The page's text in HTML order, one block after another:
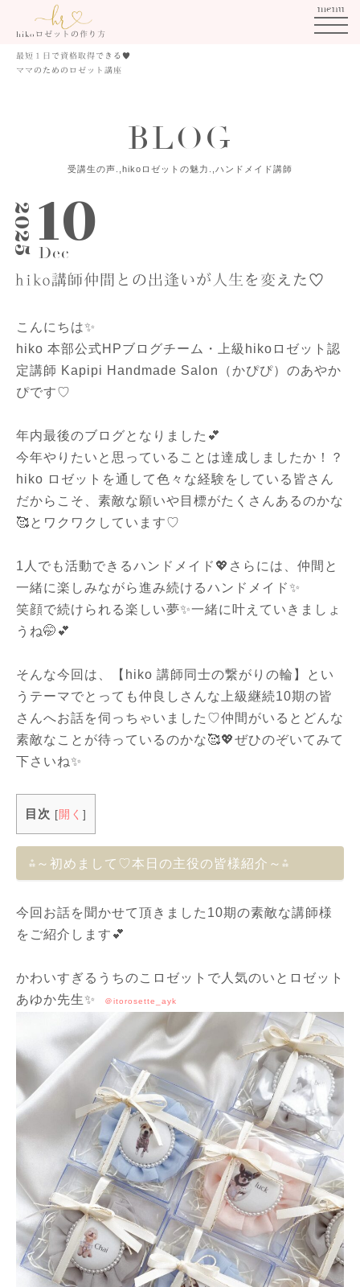
hiko ロゼットの作り方
menu
最短１日で資格取得できる♥
ママのためのロゼット講座
BLOG
受講生の声.,hikoロゼットの魅力.,ハンドメイド講師
202510
Dec
hiko講師仲間との出逢いが人生を変えた♡
こんにちは✨
hiko 本部公式HPブログチーム・上級hikoロゼット認
定講師 Kapipi Handmade Salon（かぴぴ）のあやか
ぴです♡
年内最後のブログとなりました💕
今年やりたいと思っていることは達成しましたか！？
hiko ロゼットを通して色々な経験をしている皆さん
だからこそ、素敵な願いや目標がたくさんあるのかな
🥰とワクワクしています♡
1人でも活動できるハンドメイド💖さらには、仲間と
一緒に楽しみながら進み続けるハンドメイド✨
笑顔で続けられる楽しい夢✨一緒に叶えていきましょ
うね🤭💕
そんな今回は、【hiko 講師同士の繋がりの輪】とい
うテーマでとっても仲良しさんな上級継続10期の皆
さんへお話を伺っちゃいました♡仲間がいるとどんな
素敵なことが待っているのかな🥰💖ぜひのぞいてみて
下さいね✨
目次 [ 開く ]
⁂～初めまして♡本日の主役の皆様紹介～⁂
今回お話を聞かせて頂きました10期の素敵な講師様
をご紹介します💕
かわいすぎるうちのこロゼットで人気のいとロゼット
あゆか先生✨
＠itorosette_ayk